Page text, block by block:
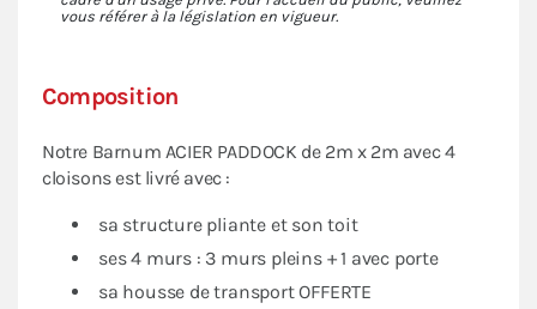
Composition
Notre Barnum ACIER PADDOCK de 2m x 2m avec 4
cloisons est livré avec :
sa structure pliante et son toit
ses 4 murs : 3 murs pleins + 1 avec porte
sa housse de transport OFFERTE
vous référer à la législation en vigueur.